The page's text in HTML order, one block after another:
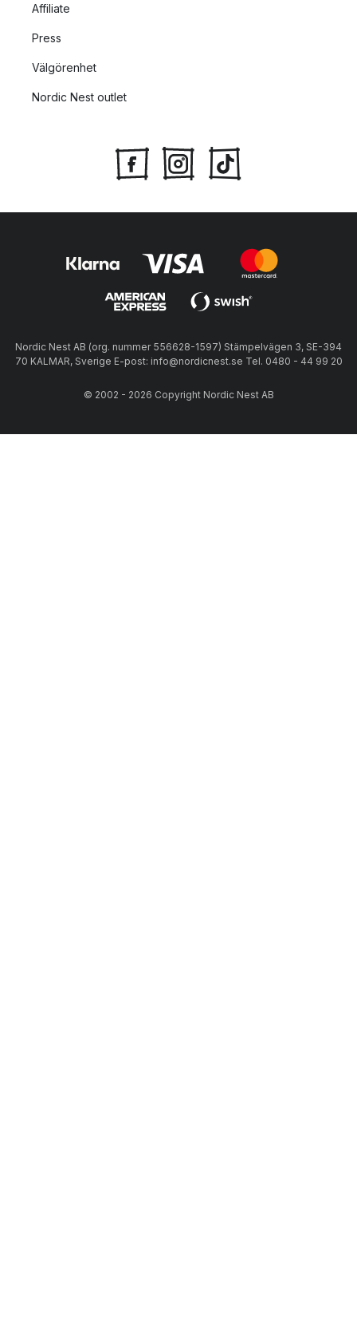
Affiliate
Press
Välgörenhet
Nordic Nest outlet
Nordic Nest AB (org. nummer 556628-1597) Stämpelvägen 3, SE-394
70 KALMAR, Sverige E-post: info@nordicnest.se Tel. 0480 - 44 99 20
© 2002 - 2026 Copyright Nordic Nest AB